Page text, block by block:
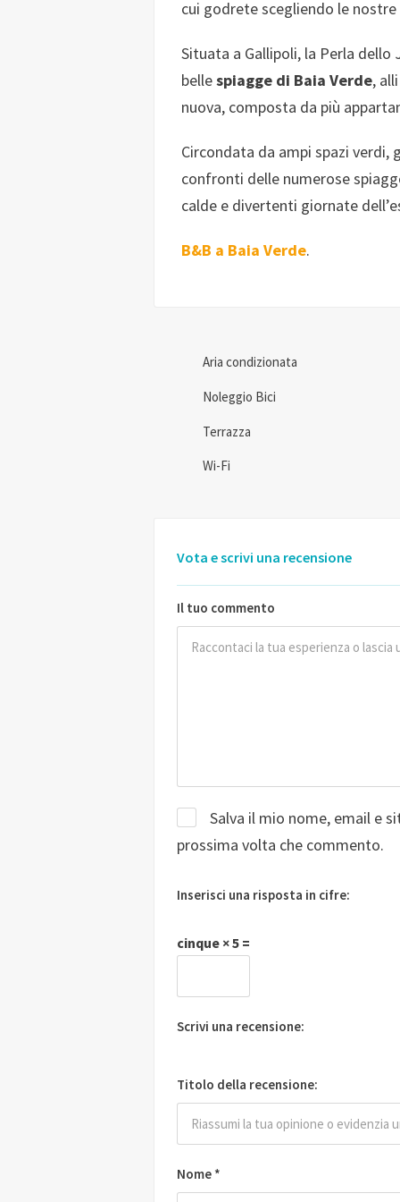
cui godrete scegliendo le nostre
Situata a Gallipoli, la Perla dello
bellespiagge di Baia Verde,
nuova, composta da più
Circondata da ampi spazi verdi,
confronti delle numerose
calde e divertenti giornate
B&B a Baia Verde.
Aria condizionata
Noleggio Bici
Terrazza
Wi-Fi
Vota e scrivi una recensione
Il tuo commento
Nome *
Salva il mio nome, email e
prossima volta che commento.
Inserisci una risposta in cifre:
cinque × 5 =
Scrivi una recensione:
Titolo della recensione: